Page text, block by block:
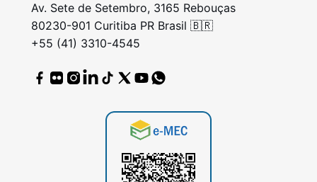
Av. Sete de Setembro, 3165 Rebouças
80230-901 Curitiba PR Brasil 🇧🇷
+55 (41) 3310-4545